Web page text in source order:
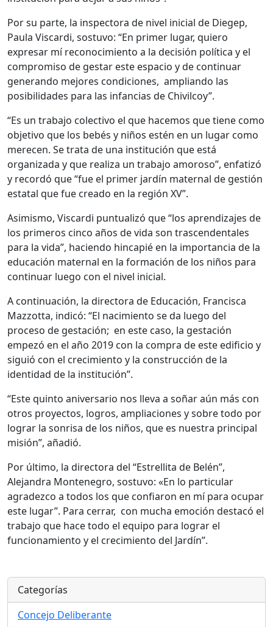
Por su parte, la inspectora de nivel inicial de Diegep,
Paula Viscardi, sostuvo: “En primer lugar, quiero
expresar mí reconocimiento a la decisión política y el
compromiso de gestar este espacio y de continuar
generando mejores condiciones, ampliando las
posibilidades para las infancias de Chivilcoy”.
“Es un trabajo colectivo el que hacemos que tiene como
objetivo que los bebés y niños estén en un lugar como
merecen. Se trata de una institución que está
organizada y que realiza un trabajo amoroso”, enfatizó
y recordó que “fue el primer jardín maternal de gestión
estatal que fue creado en la región XV”.
Asimismo, Viscardi puntualizó que “los aprendizajes de
los primeros cinco años de vida son trascendentales
para la vida”, haciendo hincapié en la importancia de la
educación maternal en la formación de los niños para
continuar luego con el nivel inicial.
A continuación, la directora de Educación, Francisca
Mazzotta, indicó: “El nacimiento se da luego del
proceso de gestación; en este caso, la gestación
empezó en el año 2019 con la compra de este edificio y
siguió con el crecimiento y la construcción de la
identidad de la institución”.
“Este quinto aniversario nos lleva a soñar aún más con
otros proyectos, logros, ampliaciones y sobre todo por
lograr la sonrisa de los niños, que es nuestra principal
misión”, añadió.
Por último, la directora del “Estrellita de Belén”,
Alejandra Montenegro, sostuvo: «En lo particular
agradezco a todos los que confiaron en mí para ocupar
este lugar”. Para cerrar, con mucha emoción destacó el
trabajo que hace todo el equipo para lograr el
funcionamiento y el crecimiento del Jardín”.
Categorías
Concejo Deliberante